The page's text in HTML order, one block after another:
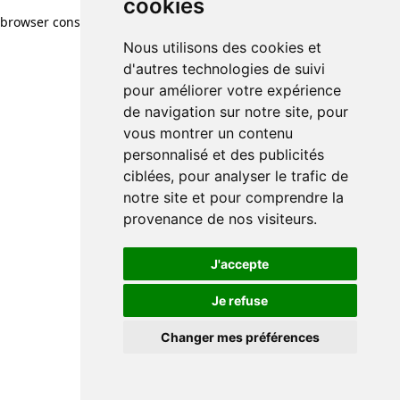
cookies
Nous utilisons des cookies et
d'autres technologies de suivi
pour améliorer votre expérience
de navigation sur notre site, pour
vous montrer un contenu
personnalisé et des publicités
ciblées, pour analyser le trafic de
notre site et pour comprendre la
provenance de nos visiteurs.
J'accepte
Je refuse
Changer mes préférences
browser console for more information)